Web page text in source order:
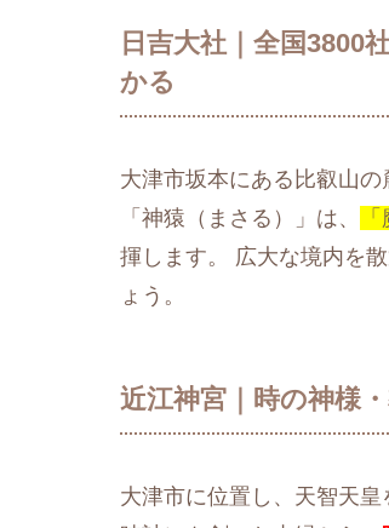
日吉大社｜全国3800
かる
大津市坂本にある比叡山
「神猿（まさる）」は、
揮します。 広大な境内を
ょう。
近江神宮｜時の神様
大津市に位置し、天智天